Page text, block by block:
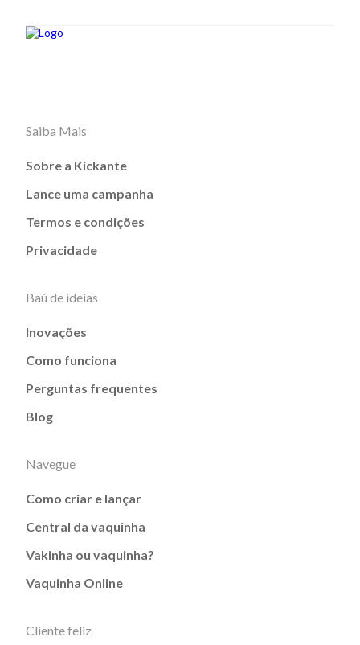
Saiba Mais
Sobre a Kickante
Lance uma campanha
Termos e condições
Privacidade
Baú de ideias
Inovações
Como funciona
Perguntas frequentes
Blog
Navegue
Como criar e lançar
Central da vaquinha
Vakinha ou vaquinha?
Vaquinha Online
Cliente feliz